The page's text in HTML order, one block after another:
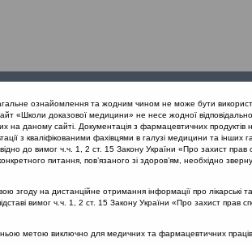
проекту
на амбулаторному етапі
на
ознайомлення та жодним чином не може бути
«Школи доказової медицини» не несе жодної
на даному сайті. Документація з фармацевтичних
з кваліфікованими фахівцями в галузі медицини та інших
до вимог ч.ч. 1, 2 ст. 15 Закону України «Про захист прав
питання, пов’язаного зі здоров’ям, необхідно
згоду на дистанційне отримання інформації про лікарські
вимог ч.ч. 1, 2 ст. 15 Закону України «Про захист прав
метою виключно для медичних та фармацевтичних